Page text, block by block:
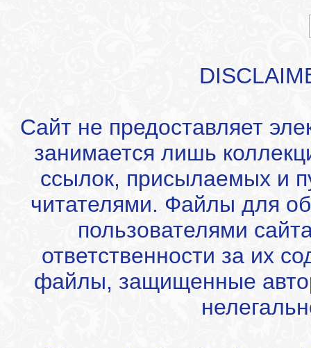
Сайт не предоставляет
занимается лишь
ссылок, присылаемых и
читателями. Файлы для
пользователями
ответственности за их
файлы, защищенные